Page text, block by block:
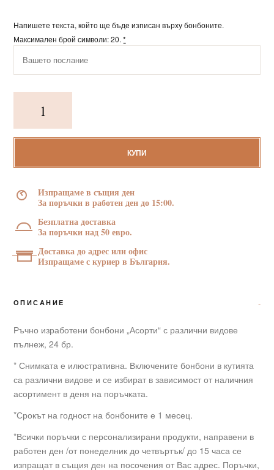
Напишете текста, който ще бъде изписан върху бонбоните.
Максимален брой символи: 20. *
Ръчно
изработени
"Обичам
бабо"
бр
КУПИ
Изпращаме в същия ден
За поръчки в работен ден до 15:00.
Безплатна доставка
За поръчки над 50 евро.
Доставка до адрес или офис
Изпращаме с куриер в България.
ОПИСАНИЕ
Ръчно изработени бонбони „Асорти“ с различни видове
пълнеж, 24 бр.
* Снимката е илюстративна. Включените бонбони в кутията
са различни видове и се избират в зависимост от наличния
асортимент в деня на поръчката.
*Срокът на годност на бонбоните е 1 месец.
*Всички поръчки с персонализирани продукти, направени в
работен ден /от понеделник до четвъртък/ до 15 часа се
изпращат в същия ден на посочения от Вас адрес. Поръчки,